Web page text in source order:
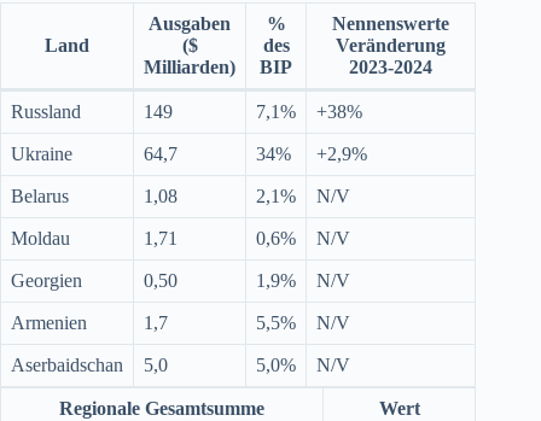
Land
Ausgaben
($
Milliarden)
%
des
BIP
Nennenswerte
Veränderung
2023-2024
Russland 149 7,1% +38%
Ukraine 64,7 34% +2,9%
Belarus 1,08 2,1% N/V
Moldau 1,71 0,6% N/V
Georgien 0,50 1,9% N/V
Armenien 1,7 5,5% N/V
Aserbaidschan 5,0 5,0% N/V
Regionale Gesamtsumme Wert